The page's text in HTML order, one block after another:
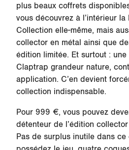
plus beaux coffrets
vous découvrez à l’intérieur la
Collection elle-même, mais
collector en métal ainsi que
édition limitée. Et surtout :
Claptrap grandeur nature,
application. C’en devient
collection indispensable.
Pour 999 €, vous pouvez
détenteur de l’édition
Pas de surplus inutile dans ce